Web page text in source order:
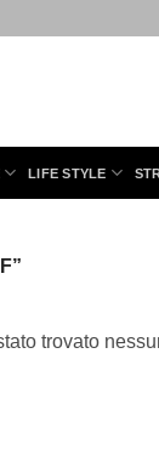
LIFE STYLE
trovato